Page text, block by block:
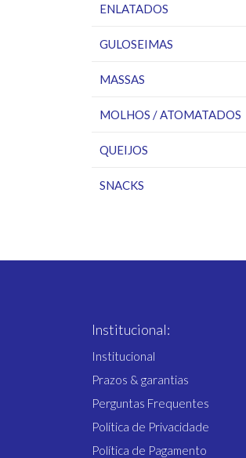
ENLATADOS
GULOSEIMAS
MASSAS
MOLHOS / ATOMATADOS
QUEIJOS
SNACKS
Institucional:
Institucional
Prazos & garantias
Perguntas Frequentes
Política de Privacidade
Política de Pagamento